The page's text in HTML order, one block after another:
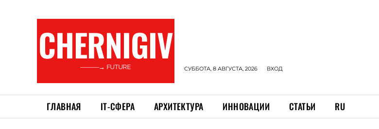
CHERNIGIV
———→ FUTURE СУББОТА, 8 АВГУСТА, 2026 ВХОД
ГЛАВНАЯ ІТ-СФЕРА АРХИТЕКТУРА ИННОВАЦИИ СТАТЬИ RU